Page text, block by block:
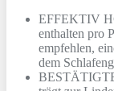
EFFEKTIV
enthalten pro
empfehlen,
dem